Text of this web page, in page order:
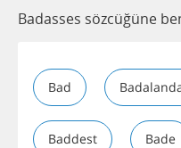
Badasses sözcüğüne
Bad
Baddest Bade